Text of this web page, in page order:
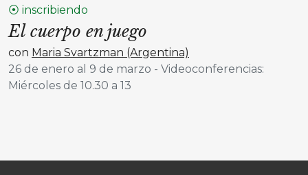
⦿ inscribiendo
El cuerpo en juego
con Maria Svartzman (Argentina)
26 de enero al 9 de marzo - Videoconferencias:
Miércoles de 10.30 a 13